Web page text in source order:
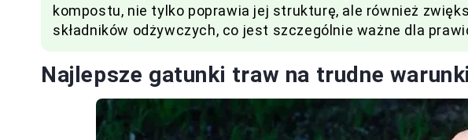
kompostu, nie tylko poprawia jej strukturę, ale również
składników odżywczych, co jest szczególnie ważne dla
Najlepsze gatunki traw na trudne